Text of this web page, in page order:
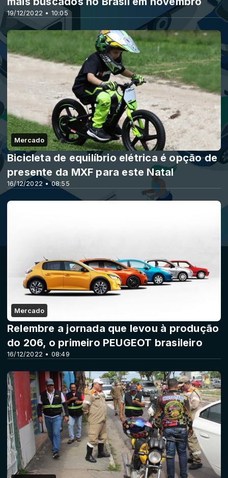
19/12/2022 • 10:05
Mercado
16/12/2022 • 08:55
Bicicleta de equilíbrio elétrica é opção de
presente da MXF para este Natal
Mercado
16/12/2022 • 08:49
Relembre a jornada que levou à produção
do 206, o primeiro PEUGEOT brasileiro